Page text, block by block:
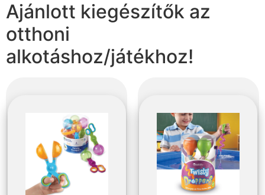
Ajánlott kiegészítők az
otthoni
alkotáshoz/játékhoz!